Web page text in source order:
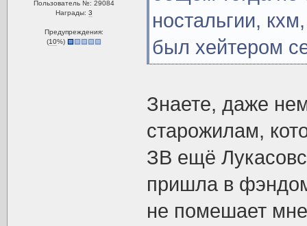
Пользователь №: 29084
Награды: 3
Предупреждения:
(10%)
ностальгии,
был хейтером
Знаете, даже
старожилам,
ЗВ ещё
пришла в
не помешает